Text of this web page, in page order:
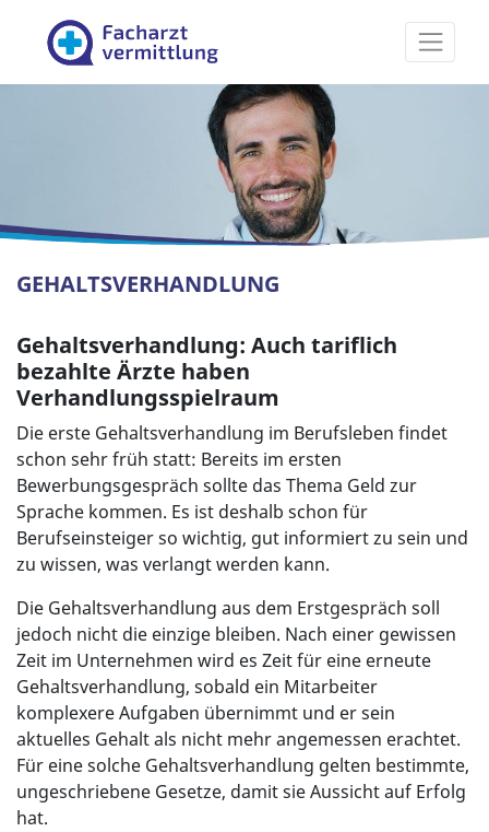
Facharztvermittlung
GEHALTSVERHANDLUNG
Gehaltsverhandlung: Auch tariflich
bezahlte Ärzte haben
Verhandlungsspielraum
Die erste Gehaltsverhandlung im Berufsleben findet
schon sehr früh statt: Bereits im ersten
Bewerbungsgespräch sollte das Thema Geld zur
Sprache kommen. Es ist deshalb schon für
Berufseinsteiger so wichtig, gut informiert zu sein und
zu wissen, was verlangt werden kann.
Die Gehaltsverhandlung aus dem Erstgespräch soll
jedoch nicht die einzige bleiben. Nach einer gewissen
Zeit im Unternehmen wird es Zeit für eine erneute
Gehaltsverhandlung, sobald ein Mitarbeiter
komplexere Aufgaben übernimmt und er sein
aktuelles Gehalt als nicht mehr angemessen erachtet.
Für eine solche Gehaltsverhandlung gelten bestimmte,
ungeschriebene Gesetze, damit sie Aussicht auf Erfolg
hat.